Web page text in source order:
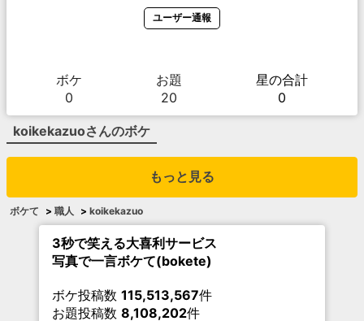
ユーザー通報
ボケ
0
お題
20
星の合計
0
koikekazuoさんのボケ
もっと見る
ボケて > 職人 > koikekazuo
3秒で笑える大喜利サービス
写真で一言ボケて(bokete)
ボケ投稿数 115,513,567件
お題投稿数 8,108,202件